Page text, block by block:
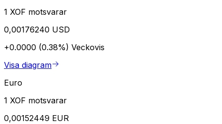
1 XOF motsvarar
0,00176240 USD
+0.0000 (0.38%) Veckovis
Visa diagram
Euro
1 XOF motsvarar
0,00152449 EUR